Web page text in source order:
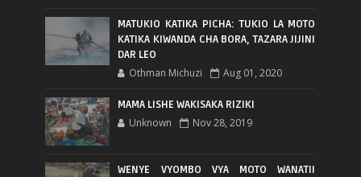
MATUKIO KATIKA PICHA: TUKIO LA MOTO
KATIKA KIWANDA CHA BORA, TAZARA JIJINI
DAR LEO
Othman Michuzi Aug 01, 2020
MAMA LISHE WAKISAKA RIZIKI
Unknown Nov 28, 2019
WENYE VYOMBO VYA MOTO WANATII